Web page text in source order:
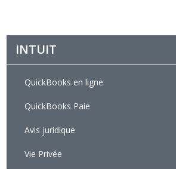
INTUIT
QuickBooks en ligne
QuickBooks Paie
Avis juridique
Vie Privée